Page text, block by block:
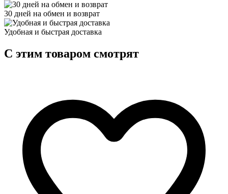
30 дней на обмен и возврат
Удобная и быстрая доставка
C этим товаром смотрят